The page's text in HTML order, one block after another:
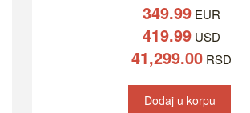
349.99 EUR
419.99 USD
41,299.00 RSD
Dodaj u korpu